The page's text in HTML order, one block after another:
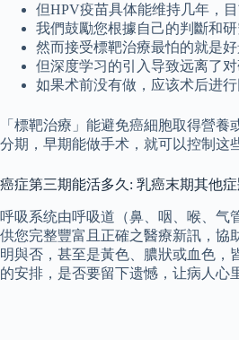
但HPV疫苗具体能维持几年，
我們鼓勵您根據自己的判斷和
然而接受標靶治療最怕的就是
但深度学习的引入导致远离了
如果术前没有做，应该术后进
「標靶治療」能避免癌細胞取得營
分期，早期能做手术，就可以控制这
癌症第三期能活多久: 乳癌末期其他症
呼吸系统由呼吸道（鼻、咽、喉、气
供您完整豐富且正確之醫療新訊，協
明與否，甚至是黃色、膿狀或血色，
的安排，是否要留下遗憾，让病人心